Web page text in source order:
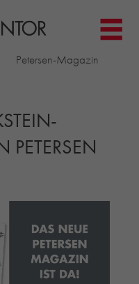
TONWERK
Petersen-Magazin
PETERSEN